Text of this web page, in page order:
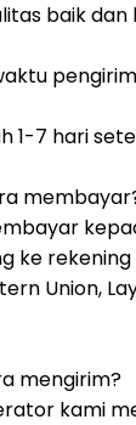
baik
1-7 hari
ke
Union,
mengirim?
kami